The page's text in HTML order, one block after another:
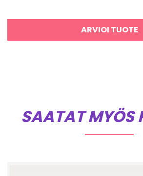
ARVIOI TUOTE
SAATAT MYÖS